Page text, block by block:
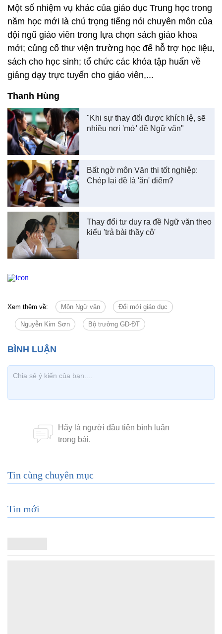
Một số nhiệm vụ khác của giáo dục Trung học trong
năm học mới là chú trọng tiếng nói chuyên môn của
đội ngũ giáo viên trong lựa chọn sách giáo khoa
mới; củng cố thư viện trường học để hỗ trợ học liệu,
sách cho học sinh; tổ chức các khóa tập huấn về
giảng dạy trực tuyến cho giáo viên,...
Thanh Hùng
"Khi sự thay đổi được khích lệ, sẽ
nhiều nơi 'mở' đề Ngữ văn"
Bất ngờ môn Văn thi tốt nghiệp:
Chép lại đề là 'ăn' điểm?
Thay đổi tư duy ra đề Ngữ văn theo
kiểu 'trả bài thầy cô'
Xem thêm về: Môn Ngữ văn Đổi mới giáo dục
Nguyễn Kim Sơn Bộ trưởng GD-ĐT
Tin cùng chuyên mục
Tin mới